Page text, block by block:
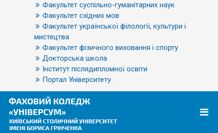
Факультет суспільно-гуманітарних наук
Факультет східних мов
Факультет української філології, культури і
мистецтва
Факультет фізичного виховання і спорту
Докторська школа
Інститут післядипломної освіти
Портал Університету